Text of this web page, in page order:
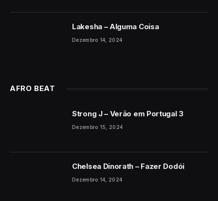
Lakesha – Alguma Coisa
Dezembro 14, 2024
AFRO BEAT
Strong J – Verão em Portugal 3
Dezembro 15, 2024
Chelsea Dinorath – Fazer Dodói
Dezembro 14, 2024